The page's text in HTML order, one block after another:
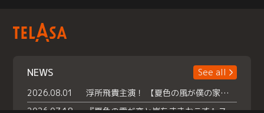
NEWS
See all
2026.08.01
浮所飛貴主演！ 【夏色の風が僕の家にやってきた】 本日よりテラサで独占配信スタート！